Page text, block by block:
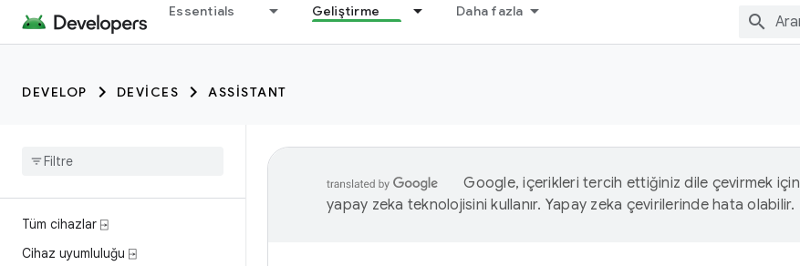
Essentials Geliştirme Daha fazla
DEVELOP DEVICES ASSISTANT
Tüm cihazlar ⍈
Cihaz uyumluluğu ⍈
Google, içerikleri tercih ettiğiniz dile çevirmek için
yapay zeka teknolojisini kullanır. Yapay zeka çevirilerinde hata olabilir.